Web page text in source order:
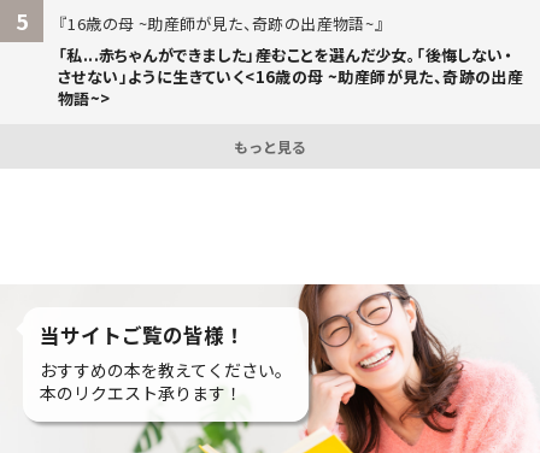
5
16歳の母 ~助産師が見た、奇跡の出産物語~
「私...赤ちゃんができました」――産むことを選んだ少女。「後悔しない・
させない」ように生きていく<16歳の母 ~助産師が見た、奇跡の出産
物語~>
もっと見る
当サイトご覧の皆様！
おすすめの本を教えてください。
本のリクエスト承ります！